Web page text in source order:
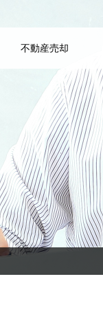
不動産売却